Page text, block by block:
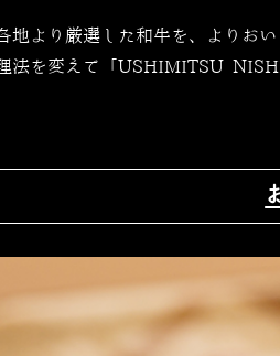
地より厳選した和牛を、よりお
法を変えて「USHIMITSU